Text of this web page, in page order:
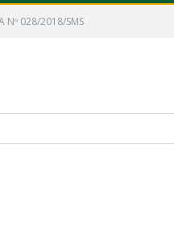
Nº 028/2018/SMS